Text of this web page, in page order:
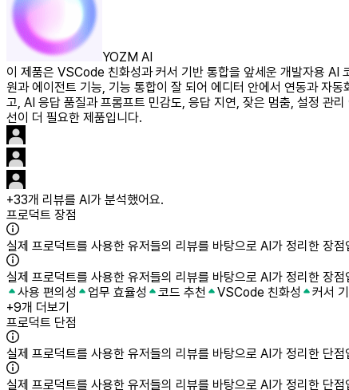
YOZM AI
이 제품은 VSCode 친화성과 커서 기반 통합을 앞세운 개발자용 AI
원과 에이전트 기능, 기능 통합이 잘 되어 에디터 안에서 연동과 자
고, AI 응답 품질과 프롬프트 민감도, 응답 지연, 잦은 멈춤, 설정 관
선이 더 필요한 제품입니다.
+33개 리뷰를 AI가 분석했어요.
프로덕트 장점
실제 프로덕트를 사용한 유저들의 리뷰를 바탕으로 AI가 정리한 장점
실제 프로덕트를 사용한 유저들의 리뷰를 바탕으로 AI가 정리한 장점
사용 편의성
업무 효율성 코드 추천 VSCode 친화성 커서
+9개 더보기
프로덕트 단점
실제 프로덕트를 사용한 유저들의 리뷰를 바탕으로 AI가 정리한 단점
실제 프로덕트를 사용한 유저들의 리뷰를 바탕으로 AI가 정리한 단점